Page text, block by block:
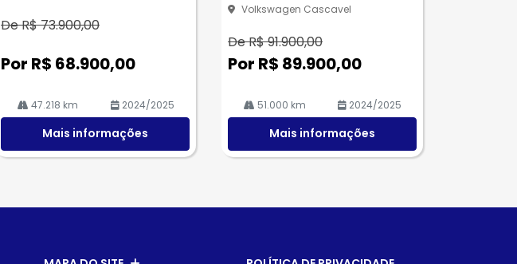
De R$ 73.900,00
Por R$ 68.900,00
47.218 km 2024/2025
Mais informações
Volkswagen Cascavel
De R$ 91.900,00
Por R$ 89.900,00
51.000 km 2024/2025
Mais informações